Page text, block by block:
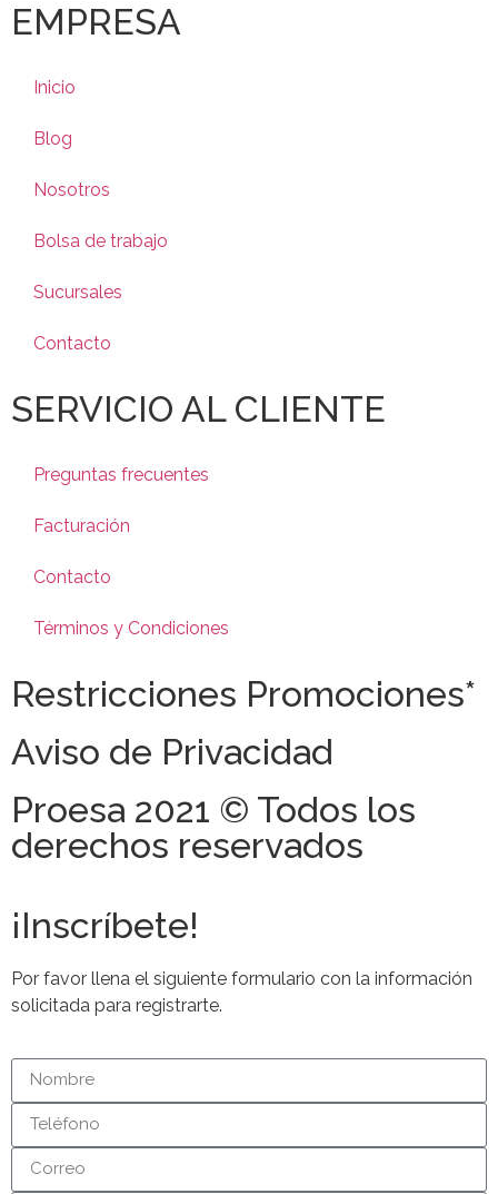
EMPRESA
Inicio
Blog
Nosotros
Bolsa de trabajo
Sucursales
Contacto
SERVICIO AL CLIENTE
Preguntas frecuentes
Facturación
Contacto
Términos y Condiciones
Restricciones Promociones*
Aviso de Privacidad
Proesa 2021 © Todos los
derechos reservados
¡Inscríbete!
Por favor llena el siguiente formulario con la información
solicitada para registrarte.